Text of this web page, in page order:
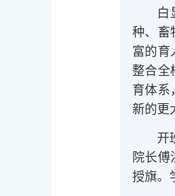
白
种、畜
富的育
整合全
育体系
新的更
开
院长
授旗。